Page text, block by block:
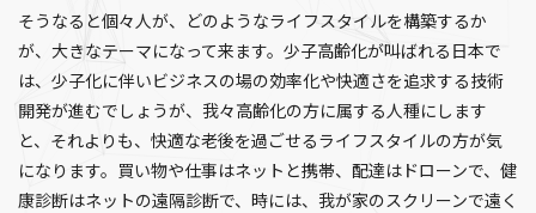
そうなると個々人が、どのようなライフスタイルを構築するか
が、大きなテーマになって来ます。少子高齢化が叫ばれる日本で
は、少子化に伴いビジネスの場の効率化や快適さを追求する技術
開発が進むでしょうが、我々高齢化の方に属する人種にします
と、それよりも、快適な老後を過ごせるライフスタイルの方が気
になります。買い物や仕事はネットと携帯、配達はドローンで、健
康診断はネットの遠隔診断で、時には、我が家のスクリーンで遠く